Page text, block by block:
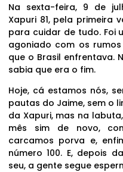
Na sexta-feira, 9 de
Xapuri 81, pela primeira
para cuidar de tudo. Foi
agoniado com os
que o Brasil enfrentava.
sabia que era o fim.
Hoje, cá estamos nós,
pautas do Jaime, sem o
da Xapuri, mas na
mês sim de novo,
carcamos porva e,
número 100. E, depois
seu, a gente segue